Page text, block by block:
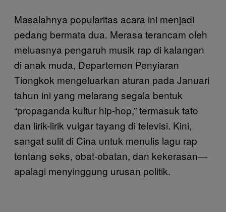
Masalahnya popularitas acara ini menjadi
pedang bermata dua. Merasa terancam oleh
meluasnya pengaruh musik rap di kalangan
di anak muda, Departemen Penyiaran
Tiongkok mengeluarkan aturan pada Januari
tahun ini yang melarang segala bentuk
“propaganda kultur hip-hop,” termasuk tato
dan lirik-lirik vulgar tayang di televisi. Kini,
sangat sulit di Cina untuk menulis lagu rap
tentang seks, obat-obatan, dan kekerasan—
apalagi menyinggung urusan politik.